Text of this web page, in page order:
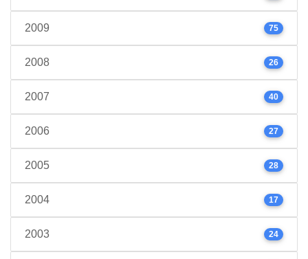
2009 75
2008 26
2007 40
2006 27
2005 28
2004 17
2003 24